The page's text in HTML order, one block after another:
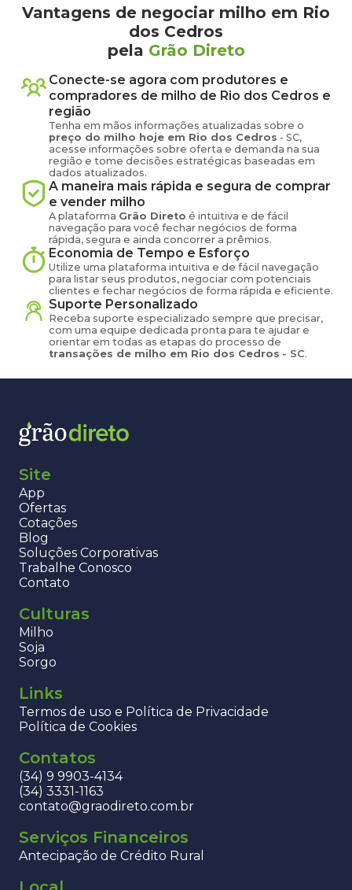
Vantagens de negociar milho em Rio
dos Cedros
pela Grão Direto
Conecte-se agora com produtores e
compradores de milho de Rio dos Cedros e
região
Tenha em mãos informações atualizadas sobre o
preço do milho hoje em Rio dos Cedros - SC,
acesse informações sobre oferta e demanda na sua
região e tome decisões estratégicas baseadas em
dados atualizados.
A maneira mais rápida e segura de comprar
e vender milho
A plataforma Grão Direto é intuitiva e de fácil
navegação para você fechar negócios de forma
rápida, segura e ainda concorrer a prêmios.
Economia de Tempo e Esforço
Utilize uma plataforma intuitiva e de fácil navegação
para listar seus produtos, negociar com potenciais
clientes e fechar negócios de forma rápida e eficiente.
Suporte Personalizado
Receba suporte especializado sempre que precisar,
com uma equipe dedicada pronta para te ajudar e
orientar em todas as etapas do processo de
transações de milho em Rio dos Cedros - SC.
Site
App
Ofertas
Cotações
Blog
Soluções Corporativas
Trabalhe Conosco
Contato
Culturas
Milho
Soja
Sorgo
Links
Termos de uso e Política de Privacidade
Política de Cookies
Contatos
(34) 9 9903-4134
(34) 3331-1163
contato@graodireto.com.br
Serviços Financeiros
Antecipação de Crédito Rural